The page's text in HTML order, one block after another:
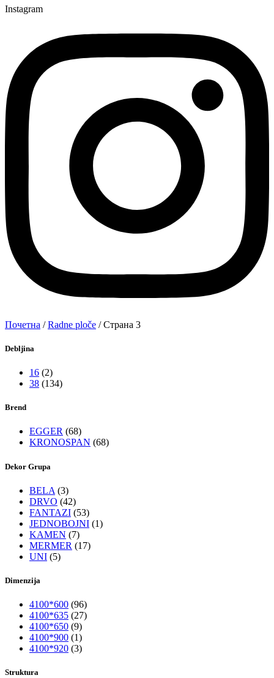
Instagram
Почетна /Radne ploče / Страна 3
Debljina
16 (2)
38 (134)
Brend
EGGER (68)
KRONOSPAN (68)
Dekor Grupa
BELA (3)
DRVO (42)
FANTAZI (53)
JEDNOBOJNI (1)
KAMEN (7)
MERMER (17)
UNI (5)
Dimenzija
4100*600 (96)
4100*635 (27)
4100*650 (9)
4100*900 (1)
4100*920 (3)
Struktura